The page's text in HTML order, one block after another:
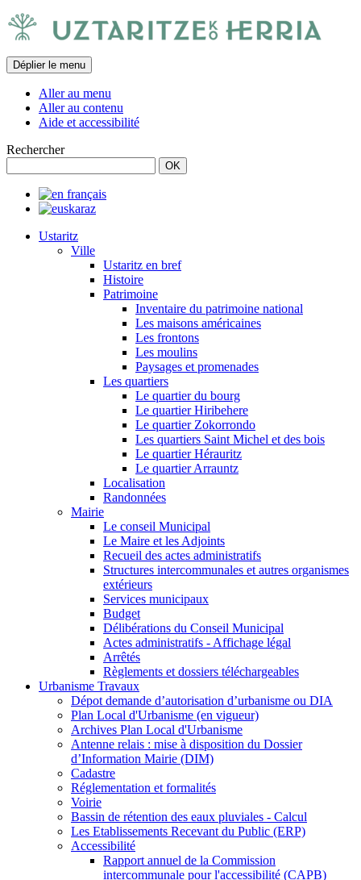
Déplier le menu
Aller au menu
Aller au contenu
Aide et accessibilité
Rechercher
Ustaritz
Ville
Ustaritz en bref
Histoire
Patrimoine
Inventaire du patrimoine national
Les maisons américaines
Les frontons
Les moulins
Paysages et promenades
Les quartiers
Le quartier du bourg
Le quartier Hiribehere
Le quartier Zokorrondo
Les quartiers Saint Michel et des bois
Le quartier Hérauritz
Le quartier Arrauntz
Localisation
Randonnées
Mairie
Le conseil Municipal
Le Maire et les Adjoints
Recueil des actes administratifs
Structures intercommunales et autres organismes
extérieurs
Services municipaux
Budget
Délibérations du Conseil Municipal
Actes administratifs - Affichage légal
Arrêtés
Règlements et dossiers téléchargeables
Urbanisme Travaux
Dépot demande d’autorisation d’urbanisme ou DIA
Plan Local d'Urbanisme (en vigueur)
Archives Plan Local d'Urbanisme
Antenne relais : mise à disposition du Dossier
d’Information Mairie (DIM)
Cadastre
Réglementation et formalités
Voirie
Bassin de rétention des eaux pluviales - Calcul
Les Etablissements Recevant du Public (ERP)
Accessibilité
Rapport annuel de la Commission
intercommunale pour l'accessibilité (CAPB)